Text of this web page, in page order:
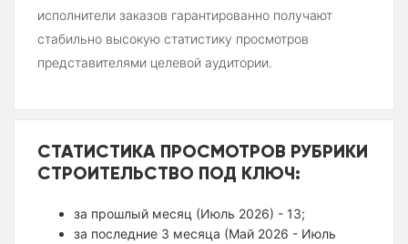
исполнители заказов гарантированно получают
стабильно высокую статистику просмотров
представителями целевой аудитории.
СТАТИСТИКА ПРОСМОТРОВ РУБРИКИ
СТРОИТЕЛЬСТВО ПОД КЛЮЧ:
за прошлый месяц (Июль 2026) - 13;
за последние 3 месяца (Май 2026 - Июль